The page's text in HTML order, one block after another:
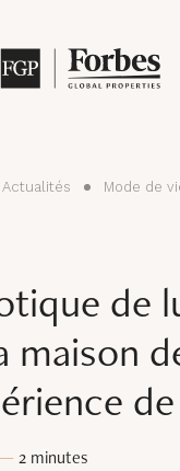
Actualités Mode de
de
maison
— 2 minutes